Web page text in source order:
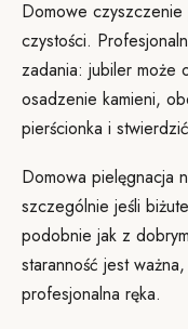
Domowe
czystości.
zadania: jubiler może
osadzenie kamieni,
pierścionka i
Domowa pielęgnacja
szczególnie jeśli
podobnie jak z
staranność jest
profesjonalna ręka.